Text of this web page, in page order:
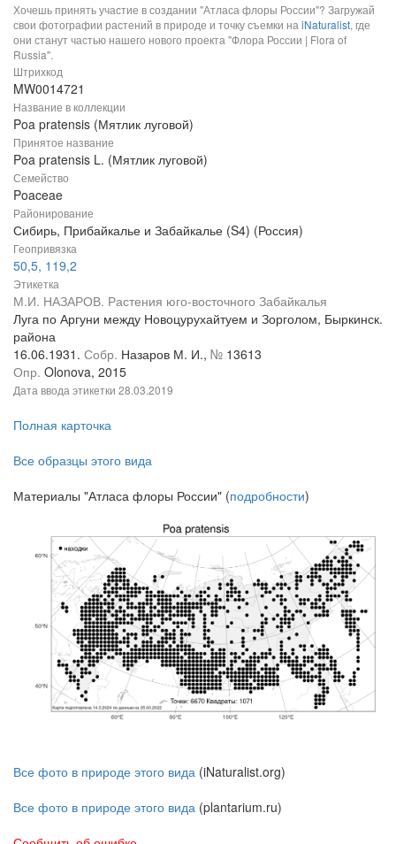
Хочешь принять участие в создании "Атласа флоры России"? Загружай
свои фотографии растений в природе и точку съемки на iNaturalist, где
они станут частью нашего нового проекта "Флора России | Flora of
Russia".
Штрихкод
MW0014721
Название в коллекции
Poa pratensis (Мятлик луговой)
Принятое название
Poa pratensis L. (Мятлик луговой)
Семейство
Poaceae
Районирование
Сибирь, Прибайкалье и Забайкалье (S4) (Россия)
Геопривязка
50,5, 119,2
Этикетка
М.И. НАЗАРОВ. Растения юго-восточного Забайкалья
Луга по Аргуни между Новоцурухайтуем и Зорголом, Быркинск.
района
16.06.1931. Собр. Назаров М. И., № 13613
Опр. Olonova, 2015
Дата ввода этикетки 28.03.2019
Полная карточка
Все образцы этого вида
Материалы "Атласа флоры России" (подробности)
Все фото в природе этого вида (iNaturalist.org)
Все фото в природе этого вида (plantarium.ru)